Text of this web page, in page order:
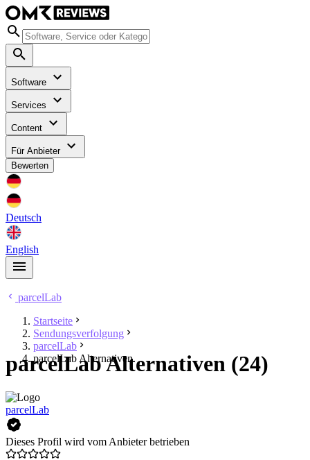
Software
Services
Content
Für Anbieter
Bewerten
Deutsch
English
parcelLab
Startseite
Sendungsverfolgung
parcelLab
parcelLab Alternativen
parcelLab Alternativen (24)
parcelLab
Dieses Profil wird vom Anbieter betrieben